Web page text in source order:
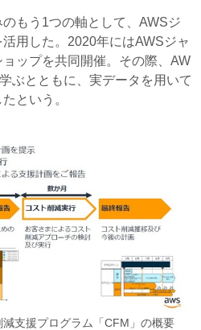
もう1つの軸として、AWSジ
用した。2020年にはAWSジャ
ップを共同開催。その際、AW
ぶとともに、実データを用いて
という。
支援プログラム「CFM」の概要